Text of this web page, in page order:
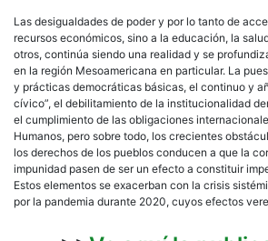
Las desigualdades de poder y por lo tanto de
recursos económicos, sino a la educación, la
otros, continúa siendo una realidad y se
en la región Mesoamericana en particular. La
y prácticas democráticas básicas, el continuo y
cívico”, el debilitamiento de la institucionalidad
el cumplimiento de las obligaciones
Humanos, pero sobre todo, los crecientes
los derechos de los pueblos conducen a que la
impunidad pasen de ser un efecto a constituir
Estos elementos se exacerban con la crisis
por la pandemia durante 2020, cuyos efectos